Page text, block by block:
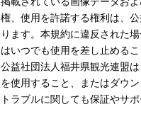
権、使用を許諾する権利は、
ります。本規約に違反された
はいつでも使用を差し止める
公益社団法人福井県観光連盟
を使用すること、またはダウ
トラブルに関しても保証やサ